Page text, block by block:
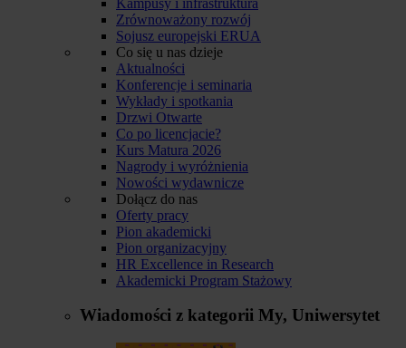
Zrównoważony rozwój
Sojusz europejski ERUA
Co się u nas dzieje
Aktualności
Konferencje i seminaria
Wykłady i spotkania
Drzwi Otwarte
Co po licencjacie?
Kurs Matura 2026
Nagrody i wyróżnienia
Nowości wydawnicze
Dołącz do nas
Oferty pracy
Pion akademicki
Pion organizacyjny
HR Excellence in Research
Akademicki Program Stażowy
Wiadomości z kategorii My, Uniwersytet